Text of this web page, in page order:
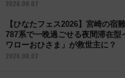
2026.08.07
【ひなたフェス2026】宮崎の宿
787系で一晩過ごせる夜間滞在型
ワローおひさま」が救世主に？
2026.08.07